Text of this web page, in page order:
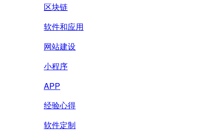
区块链
软件和应用
网站建设
小程序
APP
经验心得
软件定制